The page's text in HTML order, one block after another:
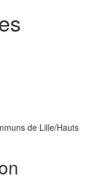
de Lille/Hauts